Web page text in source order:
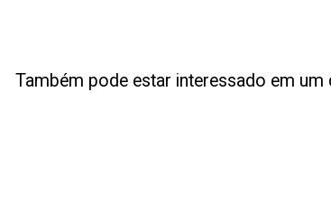
Também pode estar interessado em um